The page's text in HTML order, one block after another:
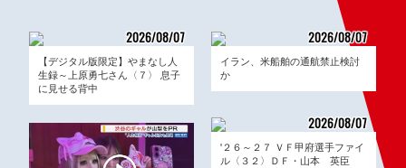
2026/08/07
05:00
【デジタル版限定】やまなし人
生録～上原勇七さん〈７〉 息子
に見せる背中
2026/08/07
05:57
イラン、米船舶の通航禁止検討
か
2026/08/07
05:00
'２６～２７ ＶＦ甲府選手ファイ
ル〈３２〉ＤＦ・山本 英臣